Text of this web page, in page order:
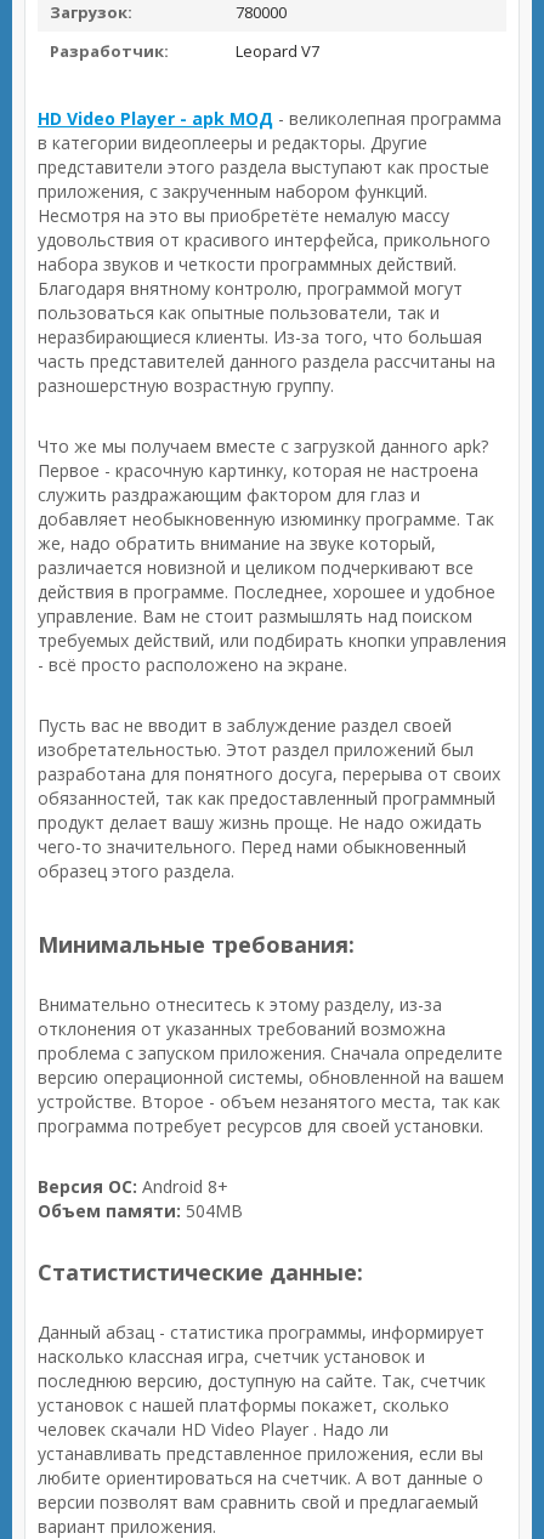
Загрузок:
780000
Разработчик:
Leopard V7
HD Video Player - apk МОД - великолепная программа
в категории видеоплееры и редакторы. Другие
представители этого раздела выступают как простые
приложения, с закрученным набором функций.
Несмотря на это вы приобретёте немалую массу
удовольствия от красивого интерфейса, прикольного
набора звуков и четкости программных действий.
Благодаря внятному контролю, программой могут
пользоваться как опытные пользователи, так и
неразбирающиеся клиенты. Из-за того, что большая
часть представителей данного раздела рассчитаны на
разношерстную возрастную группу.
Что же мы получаем вместе с загрузкой данного apk?
Первое - красочную картинку, которая не настроена
служить раздражающим фактором для глаз и
добавляет необыкновенную изюминку программе. Так
же, надо обратить внимание на звуке который,
различается новизной и целиком подчеркивают все
действия в программе. Последнее, хорошее и удобное
управление. Вам не стоит размышлять над поиском
требуемых действий, или подбирать кнопки управления
- всё просто расположено на экране.
Пусть вас не вводит в заблуждение раздел своей
изобретательностью. Этот раздел приложений был
разработана для понятного досуга, перерыва от своих
обязанностей, так как предоставленный программный
продукт делает вашу жизнь проще. Не надо ожидать
чего-то значительного. Перед нами обыкновенный
образец этого раздела.
Минимальные требования:
Внимательно отнеситесь к этому разделу, из-за
отклонения от указанных требований возможна
проблема с запуском приложения. Сначала определите
версию операционной системы, обновленной на вашем
устройстве. Второе - объем незанятого места, так как
программа потребует ресурсов для своей установки.
Версия ОС: Android 8+
Объем памяти: 504MB
Статистистические данные:
Данный абзац - статистика программы, информирует
насколько классная игра, счетчик установок и
последнюю версию, доступную на сайте. Так, счетчик
установок с нашей платформы покажет, сколько
человек скачали HD Video Player . Надо ли
устанавливать представленное приложения, если вы
любите ориентироваться на счетчик. А вот данные о
версии позволят вам сравнить свой и предлагаемый
вариант приложения.